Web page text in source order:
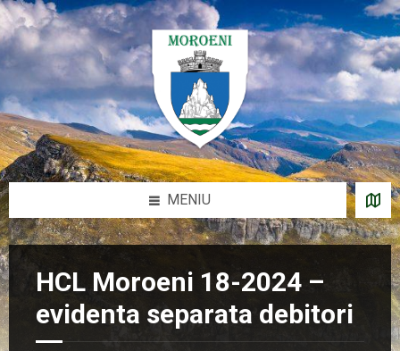
Sari
la
conținut
Salt
la
bara
laterală
stângă
Salt
la
bara
laterală
dreaptă
Salt
la
subsol
MENIU
HCL Moroeni 18-2024 –
evidenta separata debitori